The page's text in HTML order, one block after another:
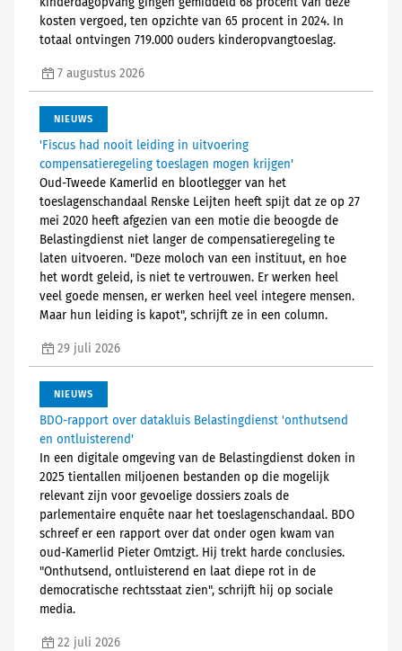
kosten vergoed, ten opzichte van 65 procent in 2024. In
totaal ontvingen 719.000 ouders kinderopvangtoeslag.
7 augustus 2026
NIEUWS
'Fiscus had nooit leiding in uitvoering
compensatieregeling toeslagen mogen krijgen'
Oud-Tweede Kamerlid en blootlegger van het
toeslagenschandaal Renske Leijten heeft spijt dat ze op 27
mei 2020 heeft afgezien van een motie die beoogde de
Belastingdienst niet langer de compensatieregeling te
laten uitvoeren. "Deze moloch van een instituut, en hoe
het wordt geleid, is niet te vertrouwen. Er werken heel
veel goede mensen, er werken heel veel integere mensen.
Maar hun leiding is kapot", schrijft ze in een column.
29 juli 2026
NIEUWS
BDO-rapport over datakluis Belastingdienst 'onthutsend
en ontluisterend'
In een digitale omgeving van de Belastingdienst doken in
2025 tientallen miljoenen bestanden op die mogelijk
relevant zijn voor gevoelige dossiers zoals de
parlementaire enquête naar het toeslagenschandaal. BDO
schreef er een rapport over dat onder ogen kwam van
oud-Kamerlid Pieter Omtzigt. Hij trekt harde conclusies.
"Onthutsend, ontluisterend en laat diepe rot in de
democratische rechtsstaat zien", schrijft hij op sociale
media.
22 juli 2026